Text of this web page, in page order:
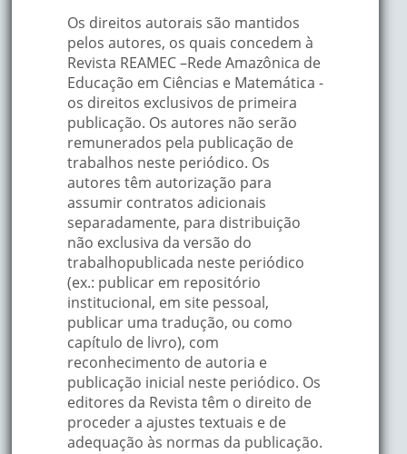
Os direitos autorais são mantidos
pelos autores, os quais concedem à
Revista REAMEC –Rede Amazônica de
Educação em Ciências e Matemática -
os direitos exclusivos de primeira
publicação. Os autores não serão
remunerados pela publicação de
trabalhos neste periódico. Os
autores têm autorização para
assumir contratos adicionais
separadamente, para distribuição
não exclusiva da versão do
trabalhopublicada neste periódico
(ex.: publicar em repositório
institucional, em site pessoal,
publicar uma tradução, ou como
capítulo de livro), com
reconhecimento de autoria e
publicação inicial neste periódico. Os
editores da Revista têm o direito de
proceder a ajustes textuais e de
adequação às normas da publicação.